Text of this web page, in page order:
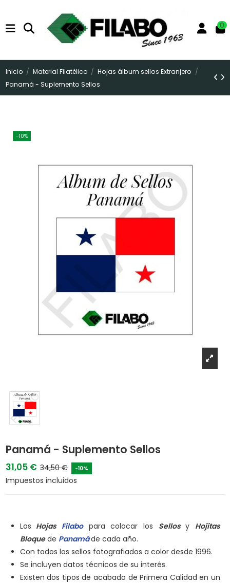
0
Inicio Material Filatélico
Hojas álbum sellos Extranjero
Panamá - Suplemento Sellos
-10%
Panamá - Suplemento Sellos
31,05 € 34,50 € -10%
Impuestos incluidos
Las Hojas Filabo para colocar los Sellos y Hojitas
Bloquede Panamáde cada año.
Con todos los sellos fotografiados a color desde 1996.
Se incluyen datos técnicos de su interés.
Existen dos tipos de acabado de Primera Calidad en un